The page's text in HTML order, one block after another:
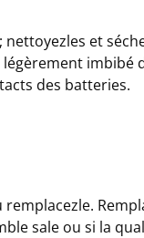
et
imbibé
des batteries.
sale ou si la